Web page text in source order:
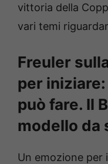
vittoria della
vari temi
Freuler
per iniziare:
può fare. Il
modello da
Un emozione per